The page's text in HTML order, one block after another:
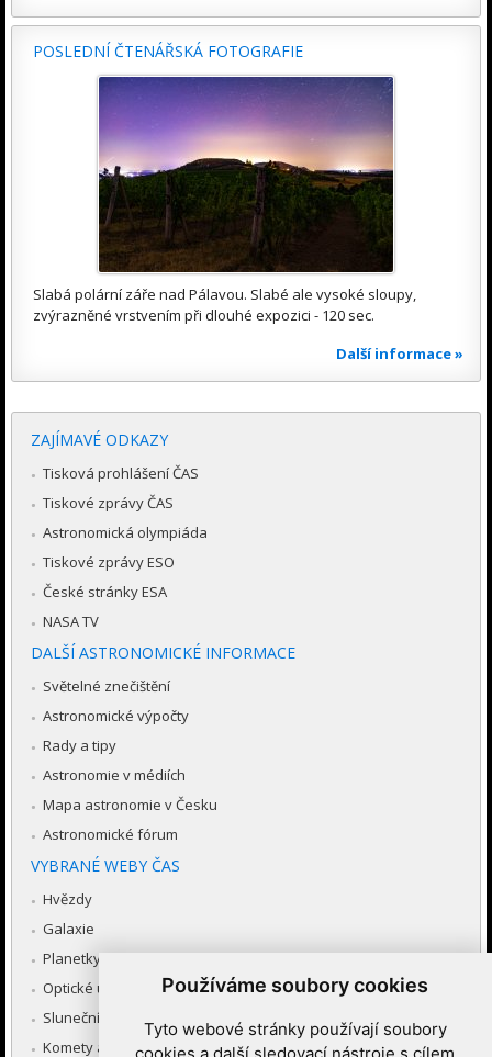
Používáme soubory cookies
Tyto webové stránky používají soubory
POSLEDNÍ ČTENÁŘSKÁ FOTOGRAFIE
Slabá polární záře nad Pálavou. Slabé ale vysoké sloupy,
zvýrazněné vrstvením při dlouhé expozici - 120 sec.
Další informace »
ZAJÍMAVÉ ODKAZY
Tisková prohlášení ČAS
Tiskové zprávy ČAS
Astronomická olympiáda
Tiskové zprávy ESO
České stránky ESA
NASA TV
DALŠÍ ASTRONOMICKÉ INFORMACE
Světelné znečištění
Astronomické výpočty
Rady a tipy
Astronomie v médiích
Mapa astronomie v Česku
Astronomické fórum
VYBRANÉ WEBY ČAS
Hvězdy
Galaxie
Planetky
Optické úkazy v atmosféře
Sluneční soustava
Komety a meteory